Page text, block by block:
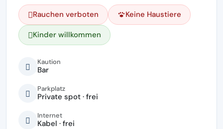
Rauchen verboten Keine Haustiere
Kinder willkommen
Kaution
Bar
Parkplatz
Private spot · frei
Internet
Kabel · frei